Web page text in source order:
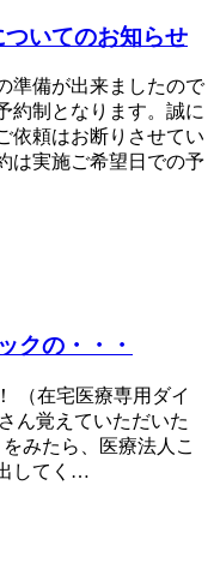
いてのお知らせ
準備が出来ましたので
約制となります。誠に
依頼はお断りさせてい
は実施ご希望日での予
クの・・・
在宅医療専用ダイ
ん覚えていただいた
みたら、医療法人こ
してく…